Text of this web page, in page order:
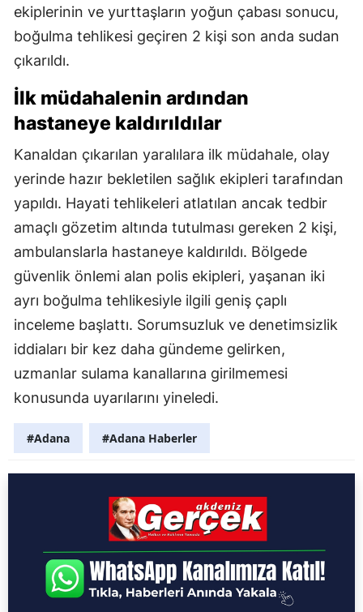
ekiplerinin ve yurttaşların yoğun çabası sonucu,
boğulma tehlikesi geçiren 2 kişi son anda sudan
çıkarıldı.
İlk müdahalenin ardından
hastaneye kaldırıldılar
Kanaldan çıkarılan yaralılara ilk müdahale, olay
yerinde hazır bekletilen sağlık ekipleri tarafından
yapıldı. Hayati tehlikeleri atlatılan ancak tedbir
amaçlı gözetim altında tutulması gereken 2 kişi,
ambulanslarla hastaneye kaldırıldı. Bölgede
güvenlik önlemi alan polis ekipleri, yaşanan iki
ayrı boğulma tehlikesiyle ilgili geniş çaplı
inceleme başlattı. Sorumsuzluk ve denetimsizlik
iddiaları bir kez daha gündeme gelirken,
uzmanlar sulama kanallarına girilmemesi
konusunda uyarılarını yineledi.
#Adana #Adana Haberler